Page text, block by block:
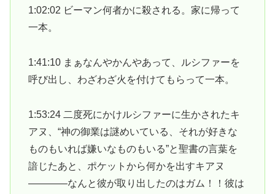
1:02:02 ビーマン何者かに殺される。家に帰って
一本。
1:41:10 まぁなんやかんやあって、ルシファーを
呼び出し、わざわざ火を付けてもらって一本。
1:53:24 二度死にかけルシファーに生かされたキ
アヌ、“神の御業は謎めいている、それが好きな
ものもいれば嫌いなものもいる”と聖書の言葉を
諳じたあと、ポケットから何かを出すキアヌ
――――なんと彼が取り出したのはガム！！彼は